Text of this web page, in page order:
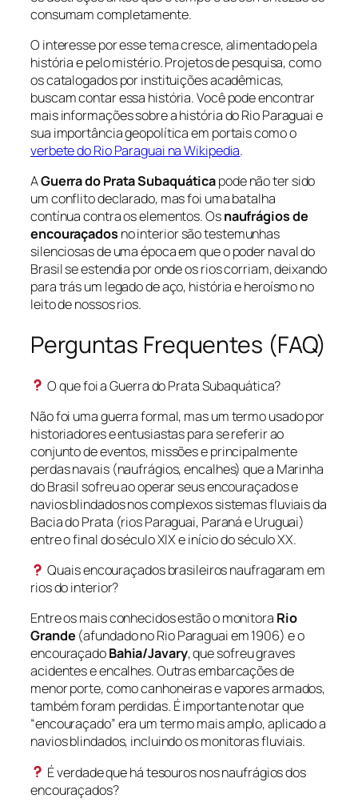
consumam completamente.
O interesse por esse tema cresce, alimentado pela
história e pelo mistério. Projetos de pesquisa, como
os catalogados por instituições acadêmicas,
buscam contar essa história. Você pode encontrar
mais informações sobre a história do Rio Paraguai e
sua importância geopolítica em portais como o
verbete do Rio Paraguai na Wikipedia.
AGuerra do Prata Subaquáticapode não ter sido
um conflito declarado, mas foi uma batalha
contínua contra os elementos. Osnaufrágios de
encouraçados no interior são testemunhas
silenciosas de uma época em que o poder naval do
Brasil se estendia por onde os rios corriam, deixando
para trás um legado de aço, história e heroísmo no
leito de nossos rios.
Perguntas Frequentes (FAQ)
O que foi a Guerra do Prata Subaquática?
Não foi uma guerra formal, mas um termo usado por
historiadores e entusiastas para se referir ao
conjunto de eventos, missões e principalmente
perdas navais (naufrágios, encalhes) que a Marinha
do Brasil sofreu ao operar seus encouraçados e
navios blindados nos complexos sistemas fluviais da
Bacia do Prata (rios Paraguai, Paraná e Uruguai)
entre o final do século XIX e início do século XX.
Quais encouraçados brasileiros naufragaram em
rios do interior?
Entre os mais conhecidos estão o monitora Rio
Grande (afundado no Rio Paraguai em 1906) e o
encouraçadoBahia/Javary, que sofreu graves
acidentes e encalhes. Outras embarcações de
menor porte, como canhoneiras e vapores armados,
também foram perdidas. É importante notar que
“encouraçado” era um termo mais amplo, aplicado a
navios blindados, incluindo os monitoras fluviais.
É verdade que há tesouros nos naufrágios dos
encouraçados?